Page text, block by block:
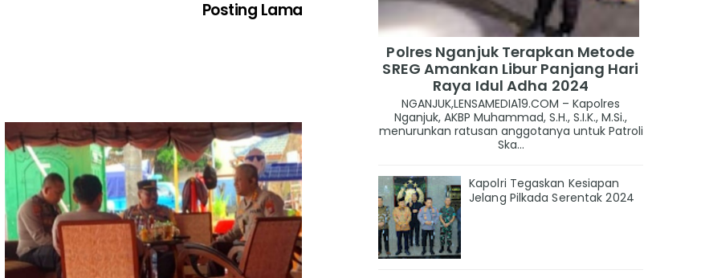
Posting Lama
Polres Nganjuk Terapkan Metode
SREG Amankan Libur Panjang Hari
Raya Idul Adha 2024
NGANJUK,LENSAMEDIA19.COM – Kapolres
Nganjuk, AKBP Muhammad, S.H., S.I.K., M.Si.,
menurunkan ratusan anggotanya untuk Patroli
Ska...
Kapolri Tegaskan Kesiapan
Jelang Pilkada Serentak 2024